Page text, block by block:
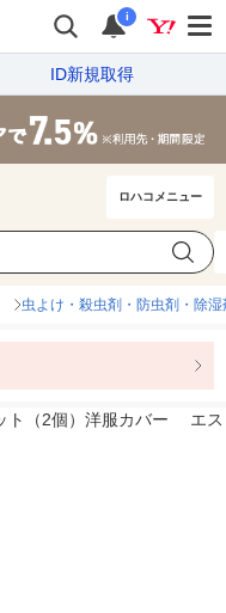
i
ID新規取得
ロハコメニュー
虫よけ・殺虫剤・防虫剤・除湿